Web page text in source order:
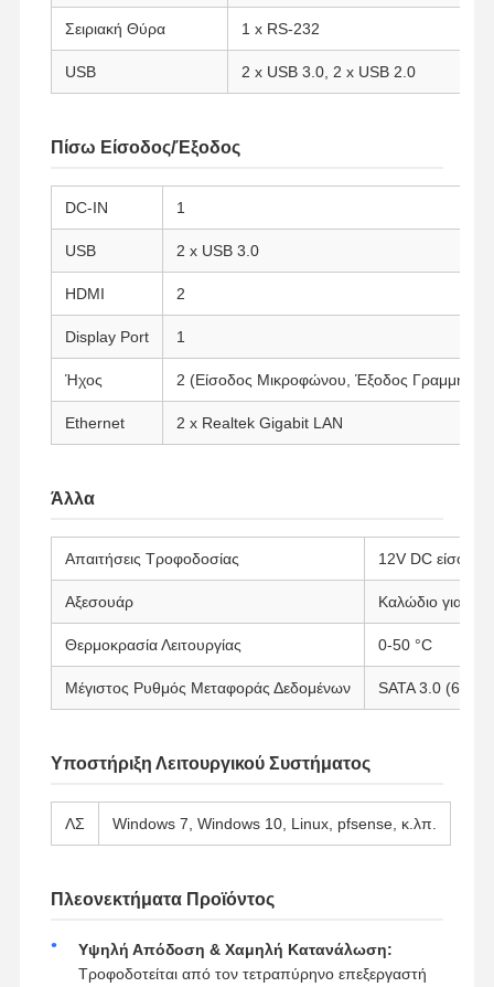
Ποιοτικός
Έλεγχος
Συνομιλία
Τώρα
Φάιργουολ Μίνι PC
Βιομηχανικό μίνι PC
Υπολογιστής Rack 1U
POE Mini PC
Μίνι υπολογιστής NAS
Celeron Μίνι PC
Μητρική πλακέτα firewall
Σειριακή Θύρα 1 x RS-232
USB 2 x USB 3.0, 2 x USB 2.0
Πίσω Είσοδος/Έξοδος
DC-IN 1
USB 2 x USB 3.0
HDMI 2
Display Port 1
Ήχος 2 (Είσοδος Μικροφώνου, Έξοδος Γραμμής)
Ethernet 2 x Realtek Gigabit LAN
Άλλα
Απαιτήσεις Τροφοδοσίας 12V DC
Αξεσουάρ Καλώδιο για
Θερμοκρασία Λειτουργίας 0-50 °C
Μέγιστος Ρυθμός Μεταφοράς Δεδομένων SATA 3.0
Υποστήριξη Λειτουργικού Συστήματος
ΛΣ Windows 7, Windows 10, Linux, pfsense, κ.λπ.
Πλεονεκτήματα Προϊόντος
Υψηλή Απόδοση & Χαμηλή Κατανάλωση:
Τροφοδοτείται από τον τετραπύρηνο επεξεργαστή